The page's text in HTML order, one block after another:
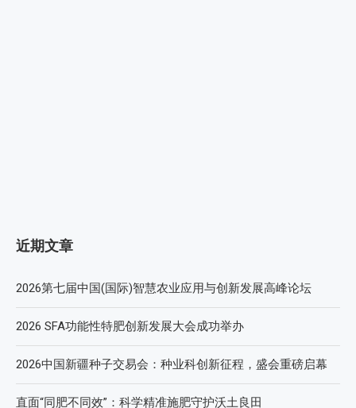
近期文章
2026第七届中国(国际)智慧农业应用与创新发展高峰论坛
2026 SFA功能性特肥创新发展大会成功举办
2026中国新疆种子交易会：种业科创新征程，盛会重磅启幕
直面“同肥不同效”：科学精准施肥守护沃土良田